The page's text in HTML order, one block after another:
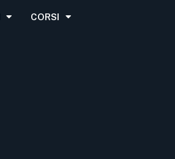
CORSI